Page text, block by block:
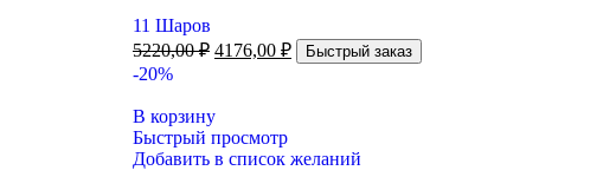
11 Шаров
5220,00₽ 4176,00 ₽ Быстрый заказ
-20%
В корзину
Быстрый просмотр
Добавить в список желаний